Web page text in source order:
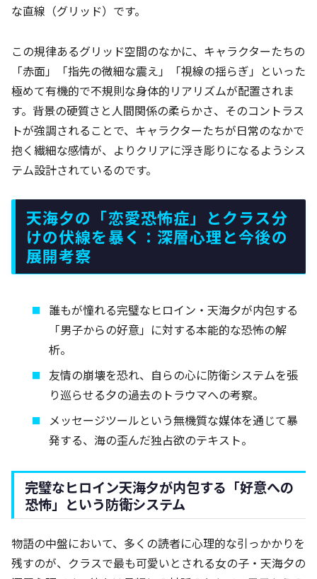
な直線（グリッド）です。
この規律あるグリッド空間のなかに、キャラクターたちの
「赤面」「指先の微細な震え」「視線の揺らぎ」といった
極めて有機的で不規則な身体的リアリズムが配置されま
す。背景の硬質さと人間関係の柔らかさ、そのコントラス
トが強調されることで、キャラクターたちが日常のなかで
抱く繊細な感情が、よりクリアに浮き彫りになるようシス
テム設計されているのです。
天海夕の「恋愛恐怖症」とクラス分
けの伏線を暴く：深層心理と今後の
展開考察
誰もが憧れる完璧なヒロイン・天海夕が内包する
「男子からの好意」に対する本能的な恐怖の解
析。
友情の崩壊を恐れ、自らの心に防衛システムを張
り巡らせる夕の過去のトラウマへの考察。
メッセージツールという無機質な媒体を通じて暴
発する、海の歪んだ独占欲のテキスト。
完璧なヒロイン天海夕が内包する「好意への
恐怖」という防衛システム
物語の中盤において、多くの読者に心理的な引っかかりを
残すのが、クラスで最も可愛いとされる女の子・天海夕の